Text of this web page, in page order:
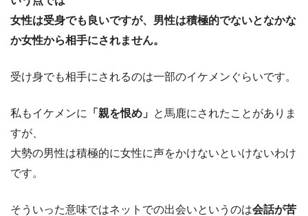
女性は受身でも良いですが、男性は積極的でないとなかな
か女性から相手にされません。
受け身でも相手にされるのは一部のイケメンぐらいです。
私もイケメンに 「親を恨め」 と馬鹿にされたことがありま
すが、
大勢の男性は積極的に女性に声をかけないといけないわけ
です。
そういった意味ではネットでの出会いというのは会話が苦